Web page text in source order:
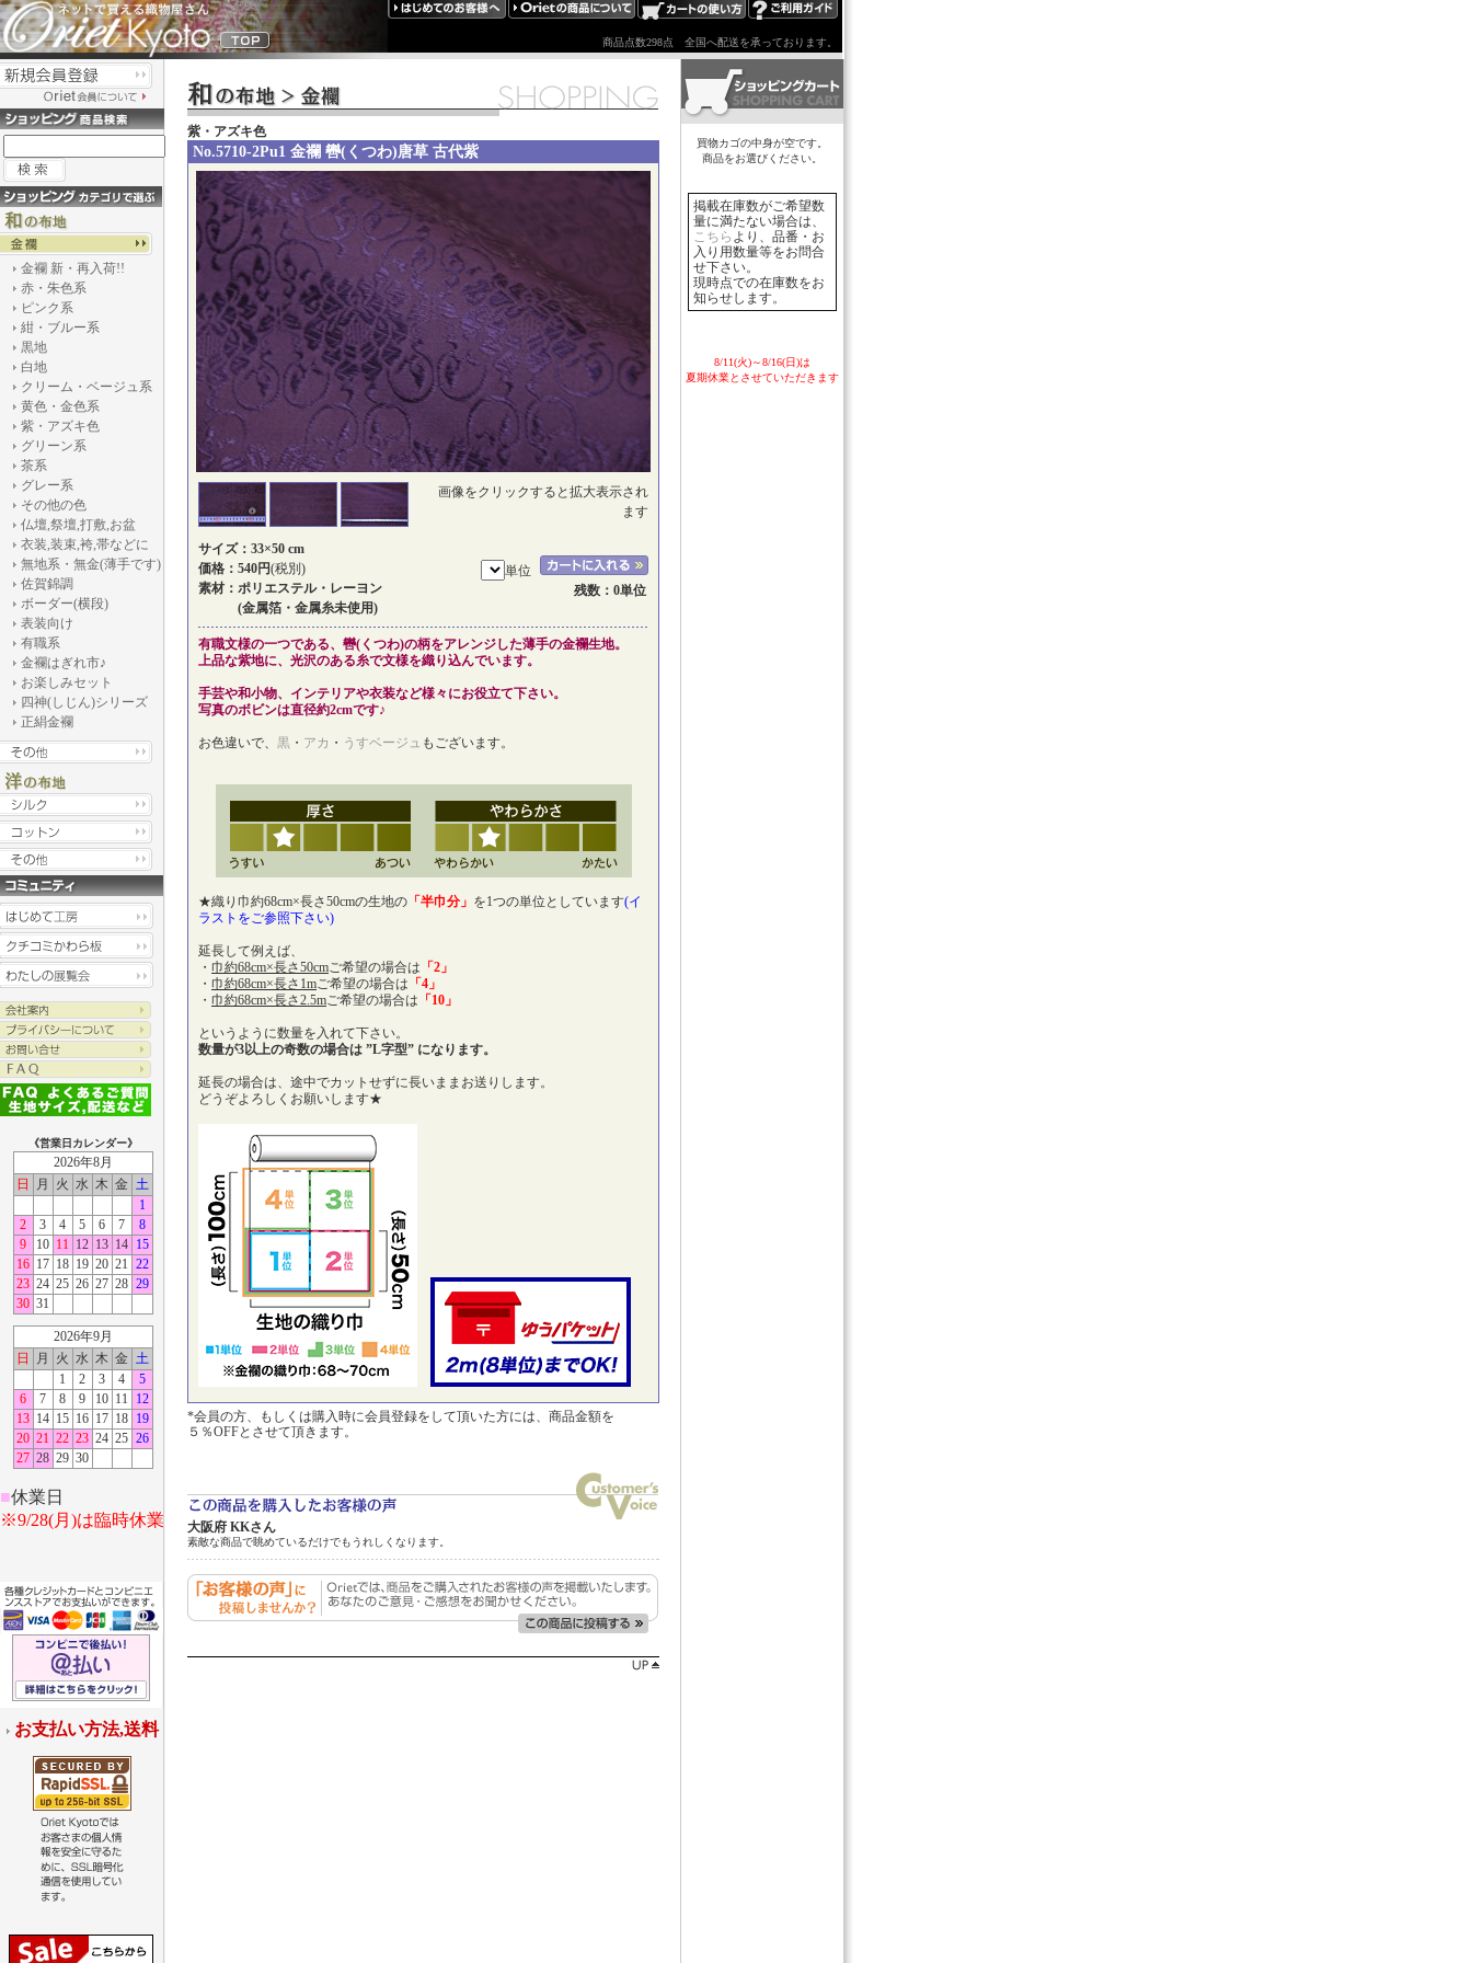
商品点数298点 全国へ配送を承っております。
金襴 新・再入荷!!
赤・朱色系
ピンク系
紺・ブルー系
黒地
白地
クリーム・ベージュ系
黄色・金色系
紫・アズキ色
グリーン系
茶系
グレー系
その他の色
仏壇,祭壇,打敷,お盆
衣装,装束,袴,帯などに
無地系・無金(薄手です)
佐賀錦調
ボーダー(横段)
表装向け
有職系
金襴はぎれ市♪
お楽しみセット
四神(しじん)シリーズ
正絹金襴
《営業日カレンダー》
2026年8月
日
月 火 水 木 金 土
1
2
3 4 5 6 7
8
9
10 11 12 13 14 15
16 17 18 19 20 21 22
23 24 25 26 27 28 29
30 31
2026年9月
日
月 火 水 木 金 土
1
2 3 4
5
6
7 8 9 10 11
12
13 14 15 16 17 18 19
20 21 22 23 24 25 26
27 28 29 30
■休業日
※9/28(月)は臨時休業
お支払い方法,送料
紫・アズキ色
No.5710-2Pu1 金襴 轡(くつわ)唐草 古代紫
画像をクリックすると拡大表示され
ます
サイズ：33×50 cm
価格：540円(税別)
素材：ポリエステル・レーヨン
(金属箔・金属糸未使用)
単位
残数：0単位
有職文様の一つである、轡(くつわ)の柄をアレンジした薄手の金襴生地。
上品な紫地に、光沢のある糸で文様を織り込んでいます。
手芸や和小物、インテリアや衣装など様々にお役立て下さい。
写真のボビンは直径約2cmです♪
お色違いで、 黒 ・ アカ ・ うすベージュ もございます。
★織り巾約68cm×長さ50cmの生地の 「半巾分」 を1つの単位としています(イ
ラストをご参照下さい)
延長して例えば、
・ 巾約68cm×長さ50cmご希望の場合は 「2」
・ 巾約68cm×長さ1mご希望の場合は 「4」
・ 巾約68cm×長さ2.5mご希望の場合は 「10」
というように数量を入れて下さい。
数量が3以上の奇数の場合は ”L字型” になります。
延長の場合は、途中でカットせずに長いままお送りします。
どうぞよろしくお願いします★
*会員の方、もしくは購入時に会員登録をして頂いた方には、商品金額を
５％OFFとさせて頂きます。
大阪府 KKさん
素敵な商品で眺めているだけでもうれしくなります。
買物カゴの中身が空です。
商品をお選びください。
掲載在庫数がご希望数
量に満たない場合は、
こちら より、品番・お
入り用数量等をお問合
せ下さい。
現時点での在庫数をお
知らせします。
8/11(火)～8/16(日)は
夏期休業とさせていただきます